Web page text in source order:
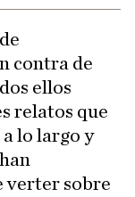
contra de
ellos
relatos que
lo largo y
verter sobre